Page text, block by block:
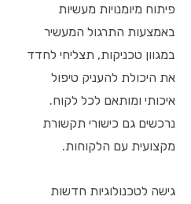
פיתוח מיומנויות מעשיות
באמצעות התרגול המעשיר
במגוון טכניקות, תצליחי לחדד
את היכולת להעניק טיפול
איכותי ומותאם לכל לקוח.
נרכשים גם כישורי תקשורת
מקצועית עם הלקוחות.
גישה לטכנולוגיות חדשות